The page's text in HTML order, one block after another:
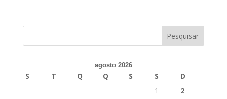
agosto 2026
S T Q Q S S
D
1
2